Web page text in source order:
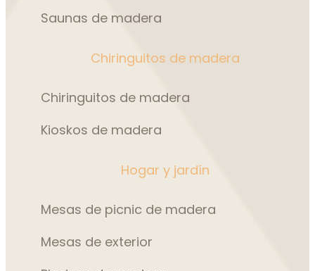
Saunas de madera
Chiringuitos de madera
Chiringuitos de madera
Kioskos de madera
Hogar y jardín
Mesas de picnic de madera
Mesas de exterior